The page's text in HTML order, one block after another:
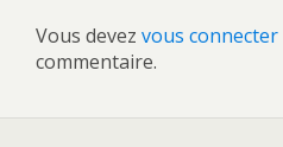
Vous devez vous connecter
commentaire.